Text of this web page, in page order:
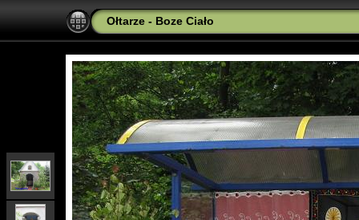
Ołtarze - Boze Ciało